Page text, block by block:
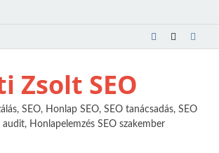
Zsolt SEO
SEO, Honlap SEO, SEO tanácsadás, SEO
audit, Honlapelemzés SEO szakember